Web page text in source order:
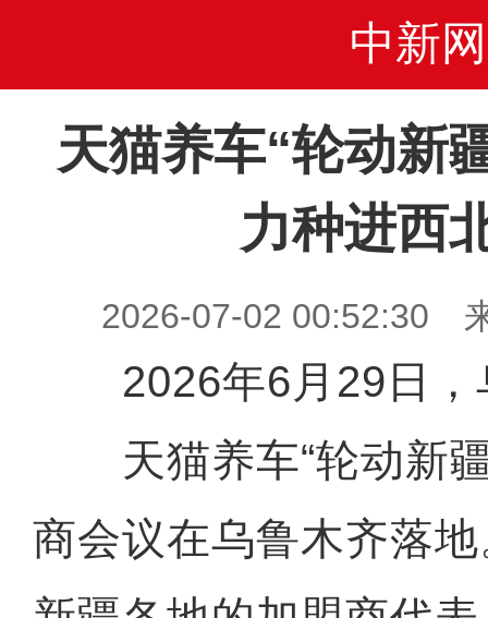
中新网
天猫养车“轮动新
力种进西
2026-07-02 00:52:30
2026年6月29日，
天猫养车“轮动新疆
商会议在乌鲁木齐落